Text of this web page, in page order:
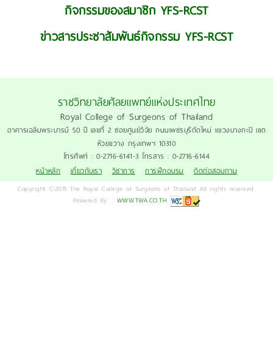
กิจกรรมของสมาชิก YFS-RCST
ข่าวสารประชาสัมพันธ์กิจกรรม YFS-RCST
ราชวิทยาลัยศัลยแพทย์แห่งประเทศไทย
Royal College of Surgeons of Thailand
อาคารเฉลิมพระบารมี 50 ปี เลขที่ 2 ซอยศูนย์วิจัย ถนนเพชรบุรีตัดใหม่ แขวงบางกะปิ เขต
ห้วยขวาง กรุงเทพฯ 10310
โทรศัพท์ : 0-2716-6141-3 โทรสาร : 0-2716-6144
หน้าหลัก
เกี่ยวกับเรา วิชาการ การฝึกอบรม ติดต่อสอบถาม
Copyright ©2015 The Royal College of Surgeons of Thailand All rights reserved.
Powered By :: WWW.TWA.CO.TH